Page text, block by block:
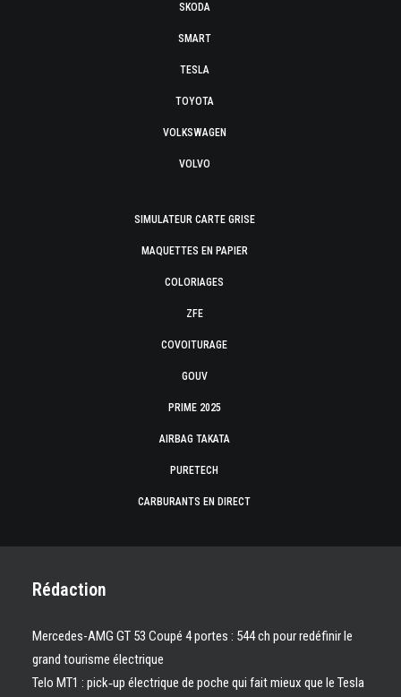
SKODA
SMART
TESLA
TOYOTA
VOLKSWAGEN
VOLVO
SIMULATEUR CARTE GRISE
MAQUETTES EN PAPIER
COLORIAGES
ZFE
COVOITURAGE
GOUV
PRIME 2025
AIRBAG TAKATA
PURETECH
CARBURANTS EN DIRECT
Rédaction
Mercedes-AMG GT 53 Coupé 4 portes : 544 ch pour redéfinir le
grand tourisme électrique
Telo MT1 : pick‑up électrique de poche qui fait mieux que le Tesla